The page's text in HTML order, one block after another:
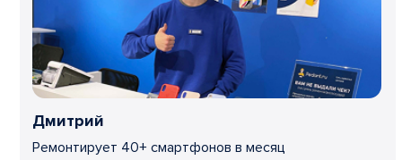
Дмитрий
Ремонтирует 40+ смартфонов в месяц